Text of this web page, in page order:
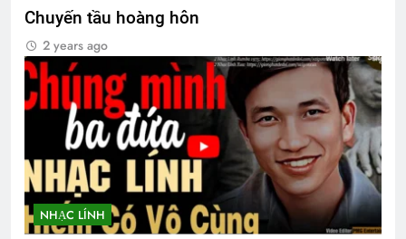
Chuyến tầu hoàng hôn
2 years ago
NHẠC LÍNH